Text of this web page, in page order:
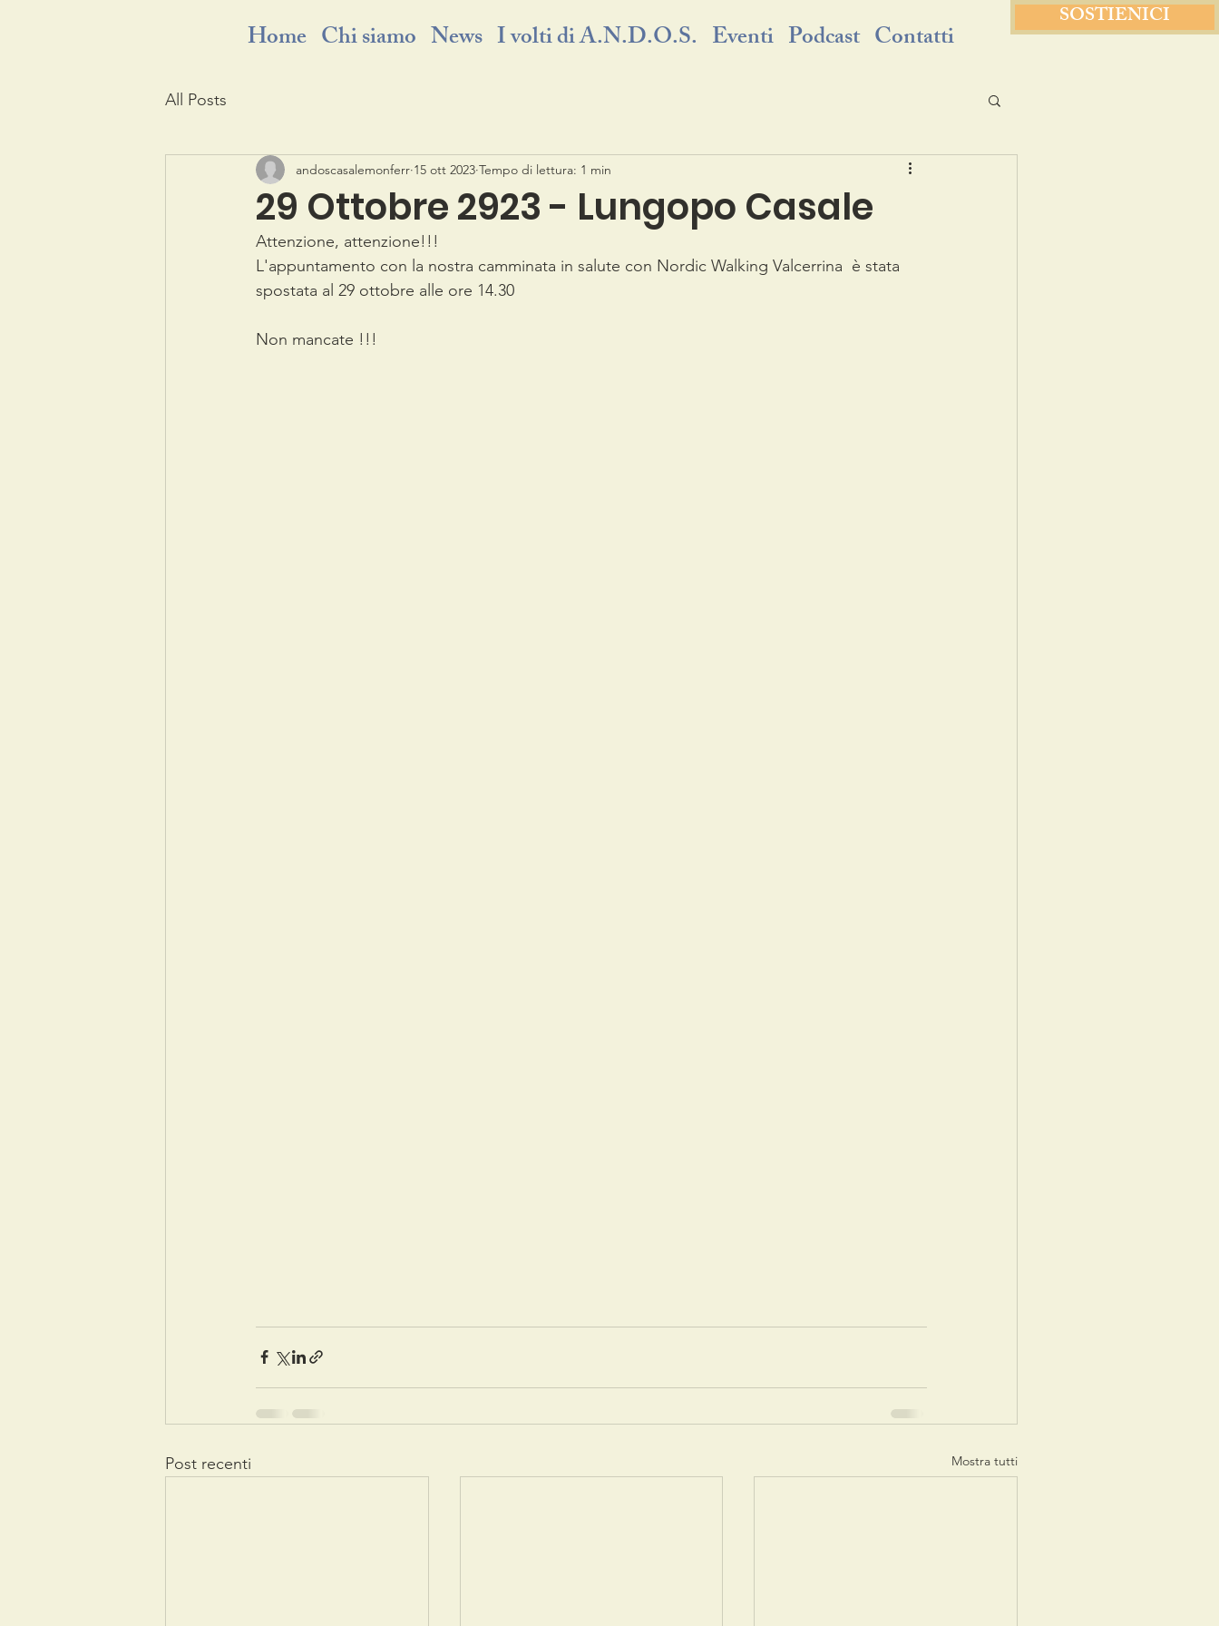
SOSTIENICI
Home Chi siamo News I volti di A.N.D.O.S. Eventi Podcast Contatti
All Posts
29 Ottobre 2923 - Lungopo Casale
andoscasalemonferr 15 ott 2023 Tempo di lettura: 1 min
Attenzione, attenzione!!!
L'appuntamento con la nostra camminata in salute con Nordic Walking Valcerrina  è stata
spostata al 29 ottobre alle ore 14.30
Non mancate !!!
Post recenti Mostra tutti